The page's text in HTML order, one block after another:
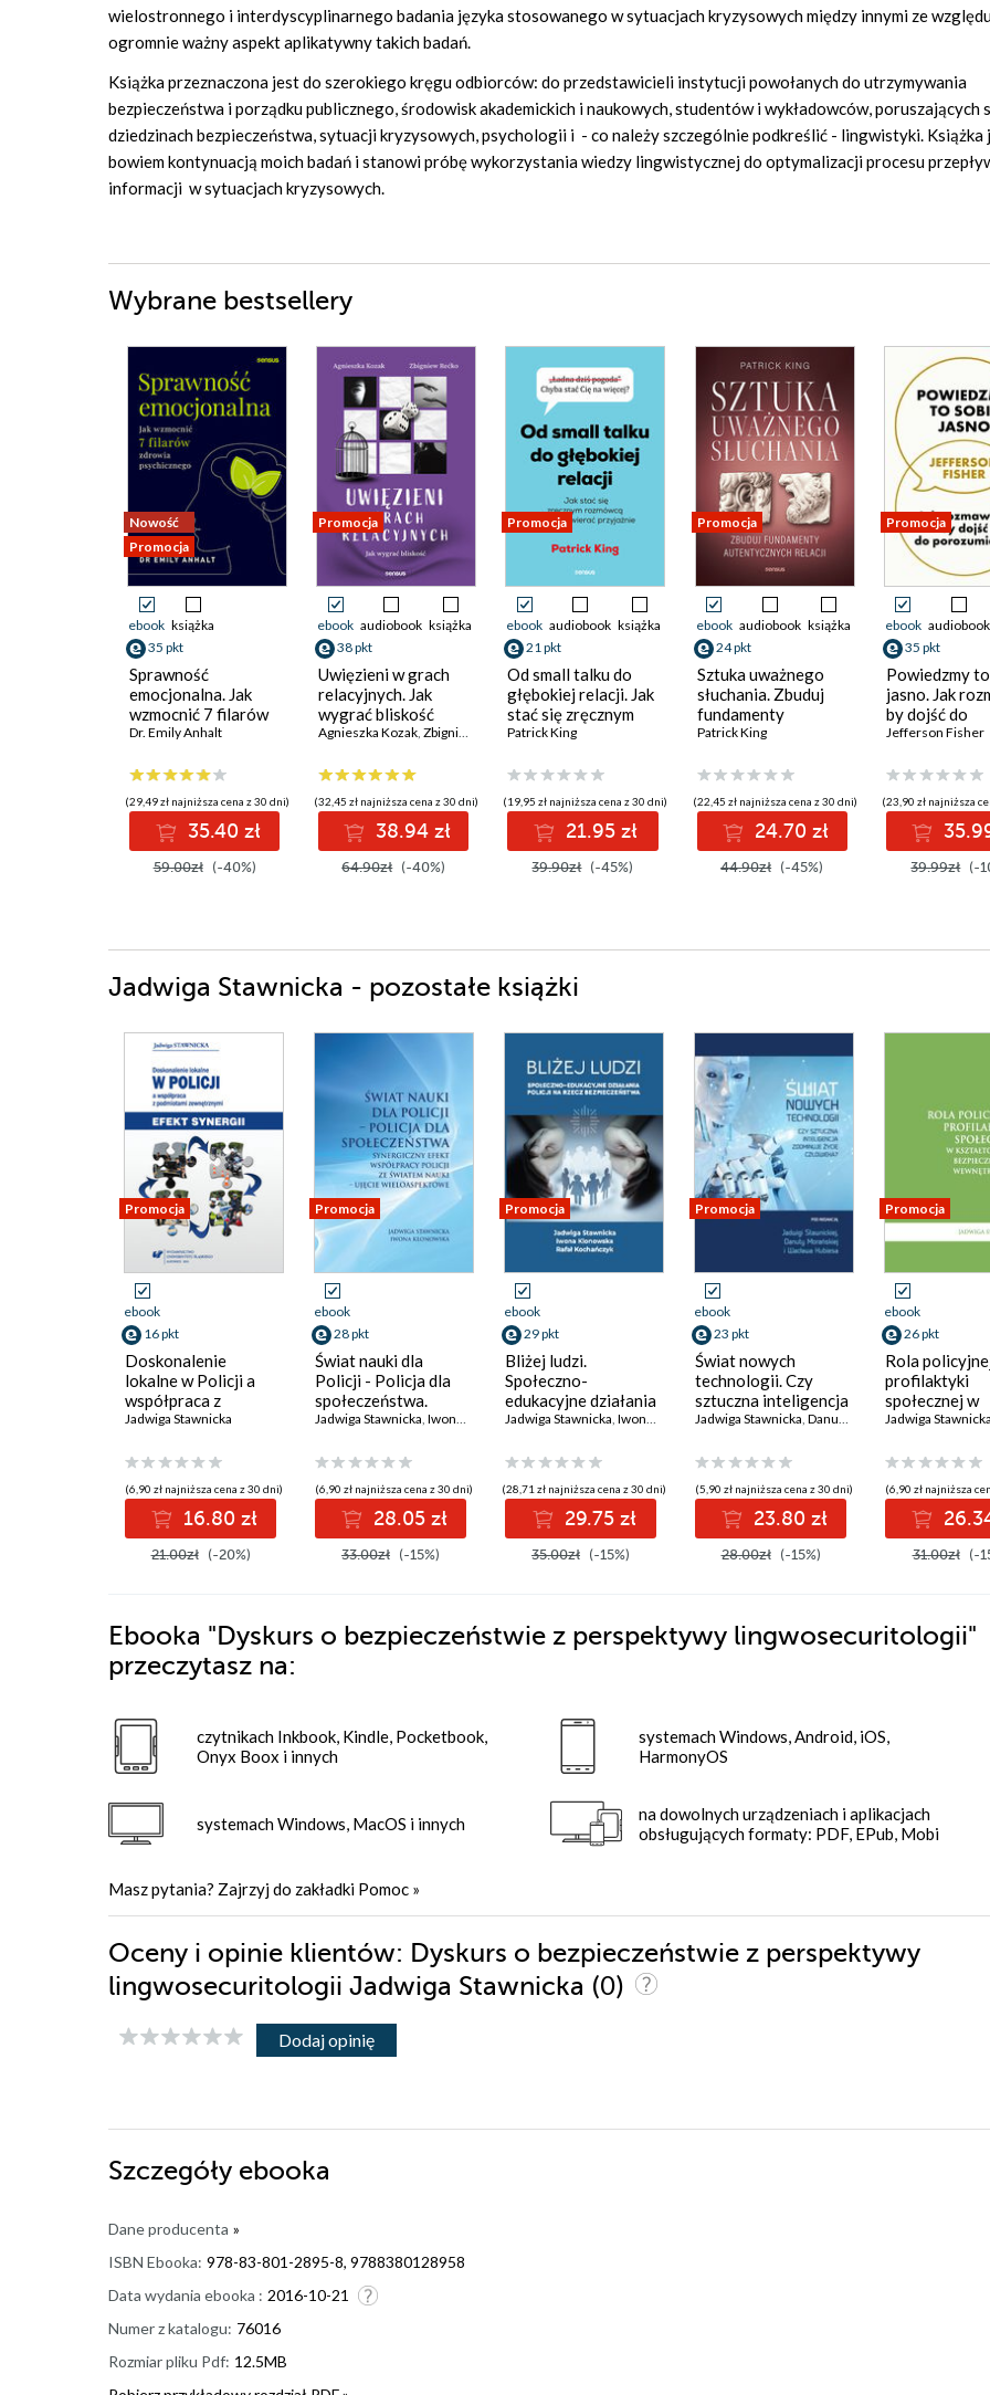
wielostronnego i interdyscyplinarnego badania języka stosowanego w sytuacjach kryzysowych między innymi ze
ogromnie ważny aspekt aplikatywny takich badań.
Książka przeznaczona jest do szerokiego kręgu odbiorców: do przedstawicieli instytucji powołanych do utrzymywania
bezpieczeństwa i porządku publicznego, środowisk akademickich i naukowych, studentów i wykładowców, poruszających
dziedzinach bezpieczeństwa, sytuacji kryzysowych, psychologii i - co należy szczególnie podkreślić - lingwistyki. Książka
bowiem kontynuacją moich badań i stanowi próbę wykorzystania wiedzy lingwistycznej do optymalizacji procesu
informacji w sytuacjach kryzysowych.
Wybrane bestsellery
Nowość
Promocja
ebook książka
35 pkt
Sprawność
emocjonalna. Jak
wzmocnić 7 filarów
zdrowia
Dr. Emily Anhalt
(29,49 zł najniższa cena z 30 dni)
35.40 zł
59.00zł (-40%)
Promocja
ebook audiobook książka
38 pkt
Uwięzieni w grach
relacyjnych. Jak
wygrać bliskość
Agnieszka Kozak,Zbigniew Rećko
(32,45 zł najniższa cena z 30 dni)
38.94 zł
64.90zł (-40%)
Promocja
ebook audiobook książka
21 pkt
Od small talku do
głębokiej relacji. Jak
stać się zręcznym
rozmówcą i łatwo
Patrick King
(19,95 zł najniższa cena z 30 dni)
21.95 zł
39.90zł (-45%)
Promocja
ebook audiobook książka
24 pkt
Sztuka uważnego
słuchania. Zbuduj
fundamenty
autentycznych relacji
Patrick King
(22,45 zł najniższa cena z 30 dni)
24.70 zł
44.90zł (-45%)
Promocja
ebook audiobook
35 pkt
Powiedzmy
jasno. Jak
by dojść do
porozumienia
Jefferson Fisher
(23,90 zł najniższa
39.99zł (-
Jadwiga Stawnicka - pozostałe książki
Promocja
ebook
16 pkt
Doskonalenie
lokalne w Policji a
współpraca z
podmiotami
synergii
Jadwiga Stawnicka
(6,90 zł najniższa cena z 30 dni)
16.80 zł
21.00zł (-20%)
Promocja
ebook
28 pkt
Świat nauki dla
Policji - Policja dla
społeczeństwa.
Synergiczny efekt
światem nauki -
ujęcie
wieloaspektowe
Jadwiga Stawnicka, Iwona Klonowska
(6,90 zł najniższa cena z 30 dni)
28.05 zł
33.00zł (-15%)
Promocja
ebook
29 pkt
Bliżej ludzi.
Społeczno-
edukacyjne działania
Policji na rzecz
Jadwiga Stawnicka, Iwona Klonowska ,Rafał Kochańczyk
(28,71 zł najniższa cena z 30 dni)
29.75 zł
35.00zł (-15%)
Promocja
ebook
23 pkt
Świat nowych
technologii. Czy
sztuczna inteligencja
zdominuje życie
Jadwiga Stawnicka, Danuta Morańska ,Wacław
(5,90 zł najniższa cena z 30 dni)
23.80 zł
28.00zł (-15%)
Promocja
ebook
26 pkt
Rola
profilaktyki
społecznej w
kształtowaniu
wewnętrznego
Jadwiga Stawnicka
(6,90 zł najniższa
31.00zł (-
Ebooka "Dyskurs o bezpieczeństwie z perspektywy lingwosecuritologii"
przeczytasz na:
czytnikach Inkbook, Kindle, Pocketbook,
Onyx Boox i innych
systemach Windows, MacOS i innych
systemach Windows, Android, iOS,
HarmonyOS
na dowolnych urządzeniach i aplikacjach
obsługujących formaty: PDF, EPub, Mobi
Masz pytania? Zajrzyj do zakładki Pomoc »
Oceny i opinie klientów: Dyskurs o bezpieczeństwie z perspektywy
lingwosecuritologii Jadwiga Stawnicka (0)
Dodaj opinię
Szczegóły ebooka
Dane producenta »
ISBN Ebooka: 978-83-801-2895-8, 9788380128958
Data wydania ebooka : 2016-10-21
Numer z katalogu: 76016
Rozmiar pliku Pdf: 12.5MB